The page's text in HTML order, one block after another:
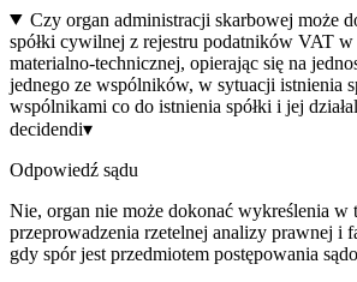
Czy organ administracji skarbowej może
spółki cywilnej z rejestru podatników VAT
materialno-technicznej, opierając się na
jednego ze wspólników, w sytuacji istnienia
wspólnikami co do istnienia spółki i jej
decidendi▾
Odpowiedź sądu
Nie, organ nie może dokonać wykreślenia w
przeprowadzenia rzetelnej analizy prawnej i
gdy spór jest przedmiotem postępowania